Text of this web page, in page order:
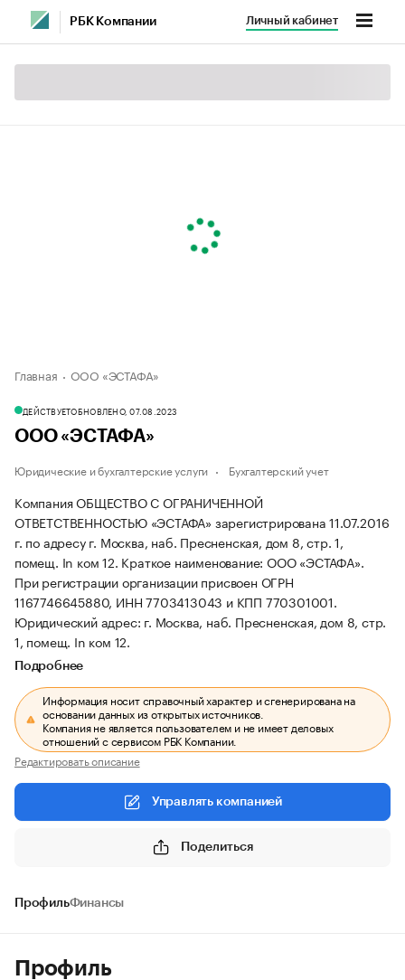
РБК Компании Личный кабинет
Главная ООО «ЭСТАФА»
ДЕЙСТВУЕТОБНОВЛЕНО, 07.08.2023
ООО «ЭСТАФА»
Юридические и бухгалтерские услуги Бухгалтерский учет
Компания ОБЩЕСТВО С ОГРАНИЧЕННОЙ
ОТВЕТСТВЕННОСТЬЮ «ЭСТАФА» зарегистрирована 11.07.2016
г. по адресу г. Москва, наб. Пресненская, дом 8, стр. 1,
помещ. In ком 12. Краткое наименование: ООО «ЭСТАФА».
При регистрации организации присвоен ОГРН
1167746645880, ИНН 7703413043 и КПП 770301001.
Юридический адрес: г. Москва, наб. Пресненская, дом 8, стр.
1, помещ. In ком 12.
Подробнее
Информация носит справочный характер и сгенерирована на
основании данных из открытых источников.
Компания не является пользователем и не имеет деловых
отношений с сервисом РБК Компании.
Редактировать описание
Управлять компанией
Поделиться
ПрофильФинансы
Профиль